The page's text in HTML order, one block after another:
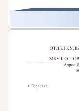
деятельность
Допуск к